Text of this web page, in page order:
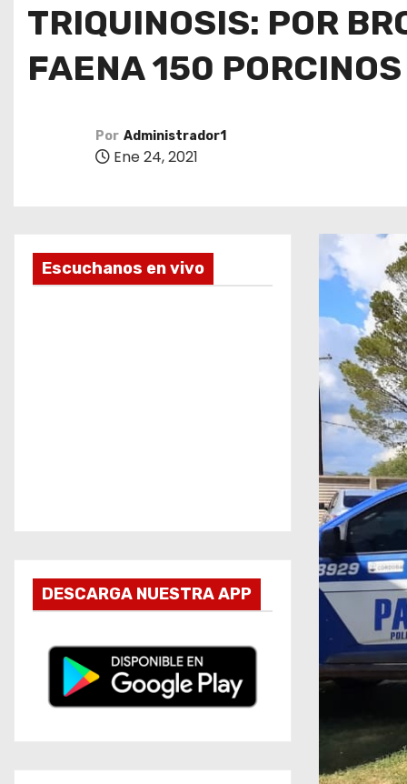
TRIQUINOSIS: POR
FAENA 150 PORCINOS
Por Administrador1
Ene 24, 2021
Escuchanos en vivo
DESCARGA NUESTRA APP